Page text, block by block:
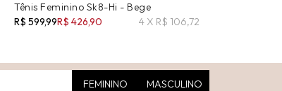
Tênis Feminino Sk8-Hi - Bege
R$ 599,99R$ 426,90 4 X R$ 106,72
FEMININO MASCULINO